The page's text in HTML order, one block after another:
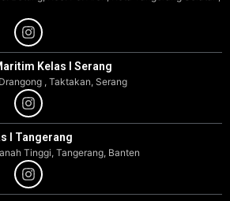
Kelas I Serang
, Taktakan, Serang
I Tangerang
Tinggi, Tangerang, Banten